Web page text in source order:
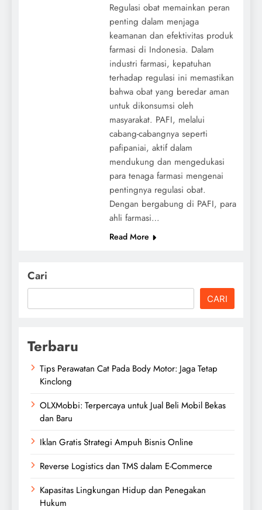
Regulasi obat memainkan peran
penting dalam menjaga
keamanan dan efektivitas produk
farmasi di Indonesia. Dalam
industri farmasi, kepatuhan
terhadap regulasi ini memastikan
bahwa obat yang beredar aman
untuk dikonsumsi oleh
masyarakat. PAFI, melalui
cabang-cabangnya seperti
pafipaniai, aktif dalam
mendukung dan mengedukasi
para tenaga farmasi mengenai
pentingnya regulasi obat.
Dengan bergabung di PAFI, para
ahli farmasi…
Read More
Cari
CARI
Terbaru
Tips Perawatan Cat Pada Body Motor: Jaga Tetap
Kinclong
OLXMobbi: Terpercaya untuk Jual Beli Mobil Bekas
dan Baru
Iklan Gratis Strategi Ampuh Bisnis Online
Reverse Logistics dan TMS dalam E-Commerce
Kapasitas Lingkungan Hidup dan Penegakan
Hukum